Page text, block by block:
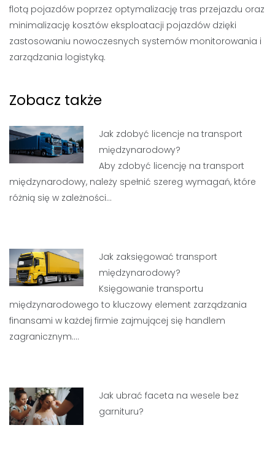
flotą pojazdów poprzez optymalizację tras przejazdu oraz
minimalizację kosztów eksploatacji pojazdów dzięki
zastosowaniu nowoczesnych systemów monitorowania i
zarządzania logistyką.
Zobacz także
Jak zdobyć licencje na transport
międzynarodowy?
Aby zdobyć licencję na transport
międzynarodowy, należy spełnić szereg wymagań, które
różnią się w zależności…
Jak zaksięgować transport
międzynarodowy?
Księgowanie transportu
międzynarodowego to kluczowy element zarządzania
finansami w każdej firmie zajmującej się handlem
zagranicznym.…
Jak ubrać faceta na wesele bez
garnituru?